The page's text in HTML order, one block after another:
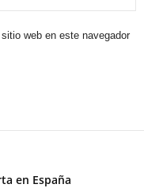
web en este navegador
en España